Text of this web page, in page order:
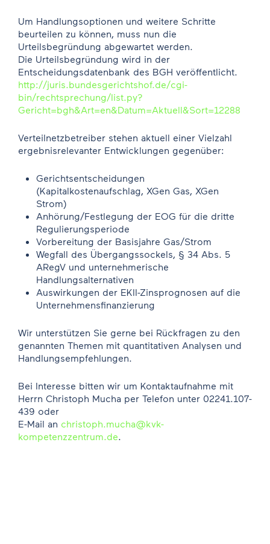
Um Handlungsoptionen und weitere Schritte
beurteilen zu können, muss nun die
Urteilsbegründung abgewartet werden.
Die Urteilsbegründung wird in der
Entscheidungsdatenbank des BGH veröffentlicht.
http://juris.bundesgerichtshof.de/cgi-
bin/rechtsprechung/list.py?
Gericht=bgh&Art=en&Datum=Aktuell&Sort=12288
Verteilnetzbetreiber stehen aktuell einer Vielzahl
ergebnisrelevanter Entwicklungen gegenüber:
Gerichtsentscheidungen
(Kapitalkostenaufschlag, XGen Gas, XGen
Strom)
Anhörung/Festlegung der EOG für die dritte
Regulierungsperiode
Vorbereitung der Basisjahre Gas/Strom
Wegfall des Übergangssockels, § 34 Abs. 5
ARegV und unternehmerische
Handlungsalternativen
Auswirkungen der EKII-Zinsprognosen auf die
Unternehmensfinanzierung
Wir unterstützen Sie gerne bei Rückfragen zu den
genannten Themen mit quantitativen Analysen und
Handlungsempfehlungen.
Bei Interesse bitten wir um Kontaktaufnahme mit
Herrn Christoph Mucha per Telefon unter 02241.107-
439 oder
E-Mail an christoph.mucha@kvk-
kompetenzzentrum.de.